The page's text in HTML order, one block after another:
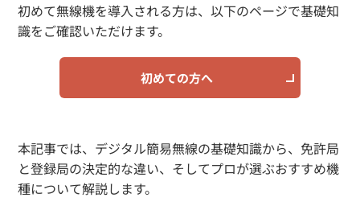
初めて無線機を導入される方は、以下のページで基礎知
識をご確認いただけます。
初めての方へ
本記事では、デジタル簡易無線の基礎知識から、免許局
と登録局の決定的な違い、そしてプロが選ぶおすすめ機
種について解説します。